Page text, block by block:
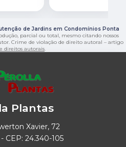
de Jardins em Condomínios Ponta
parcial ou total, mesmo citando nossos
Crime de violação de direito autoral – artigo
direitos autorais.
Plantas
Xavier, 72
CEP: 24.340-105